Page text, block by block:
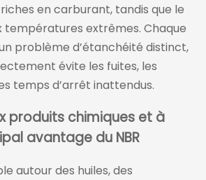
en carburant, tandis que le
températures extrêmes. Chaque
problème d’étanchéité distinct,
évite les fuites, les
temps d’arrêt inattendus.
produits chimiques et à
avantage du NBR
autour des huiles, des